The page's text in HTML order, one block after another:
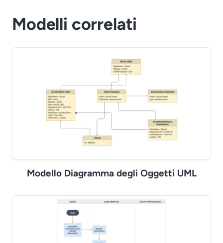
Modelli correlati
Modello Diagramma degli Oggetti UML